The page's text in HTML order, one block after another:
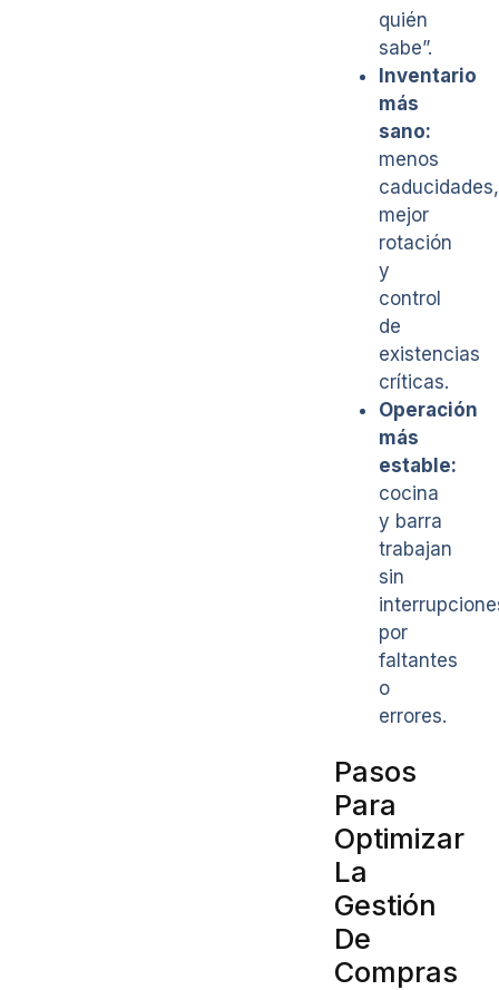
quién
sabe”.
Inventario
más
sano:
menos
caducidades,
mejor
rotación
y
control
de
existencias
críticas.
Operación
más
estable:
cocina
y barra
trabajan
sin
por
faltantes
o
errores.
Pasos
Para
Optimizar
La
Gestión
De
Compras